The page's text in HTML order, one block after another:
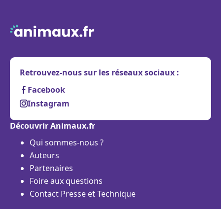
Retrouvez-nous sur les réseaux sociaux :
Facebook
Instagram
Découvrir Animaux.fr
Qui sommes-nous ?
Auteurs
Partenaires
Foire aux questions
Contact Presse et Technique